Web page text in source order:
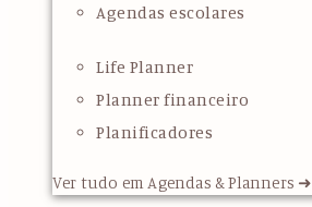
Agendas escolares
Life Planner
Planner financeiro
Planificadores
Ver tudo em Agendas & Planners ➜